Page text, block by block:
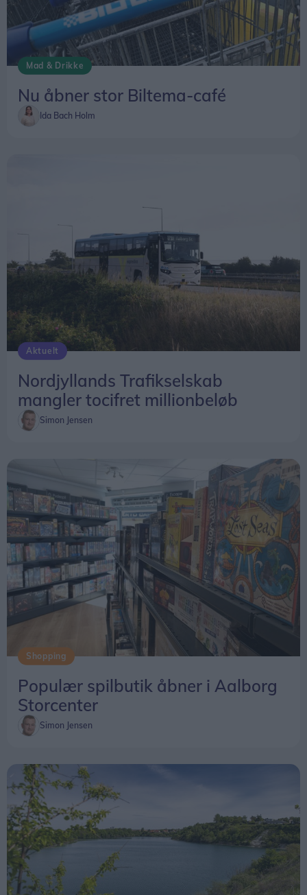
Mad & Drikke
Nu åbner stor Biltema-café
Ida Bach Holm
Aktuelt
Nordjyllands Trafikselskab
mangler tocifret millionbeløb
Simon Jensen
Shopping
Populær spilbutik åbner i Aalborg
Storcenter
Simon Jensen